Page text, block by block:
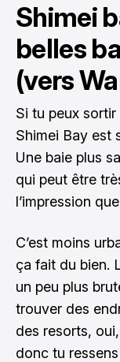
Shimei
belles
(vers
Si tu peux
Shimei Bay est
Une baie plus
qui peut être
l’impression
C’est moins
ça fait du bien.
un peu plus
trouver des
des resorts,
donc tu